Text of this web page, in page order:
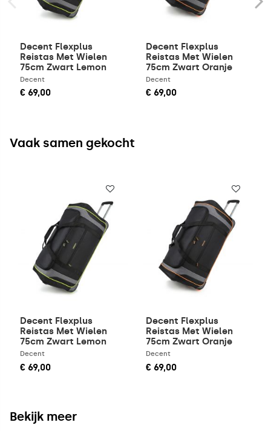
Decent Flexplus
Reistas Met Wielen
75cm Zwart Lemon
groen
Decent
€ 69,00
Decent Flexplus
Reistas Met Wielen
75cm Zwart Oranje
Decent
€ 69,00
Vaak samen gekocht
Decent Flexplus
Reistas Met Wielen
75cm Zwart Lemon
groen
Decent
€ 69,00
Decent Flexplus
Reistas Met Wielen
75cm Zwart Oranje
Decent
€ 69,00
Bekijk meer